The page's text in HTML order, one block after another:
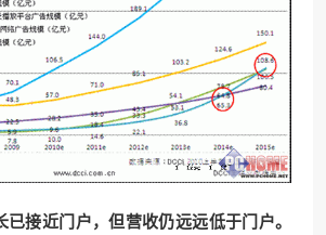
接近门户，但营收仍远远低于门户。